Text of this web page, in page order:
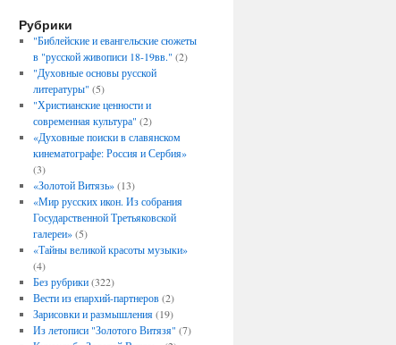
Рубрики
"Библейские и евангельские сюжеты
в "русской живописи 18-19вв." (2)
"Духовные основы русской
литературы" (5)
"Христианские ценности и
современная культура" (2)
«Духовные поиски в славянском
кинематографе: Россия и Сербия»
(3)
«Золотой Витязь»(13)
«Мир русских икон. Из собрания
Государственной Третьяковской
галереи»(5)
«Тайны великой красоты музыки»
(4)
Без рубрики(322)
Вести из епархий-партнеров(2)
Зарисовки и размышления(19)
Из летописи "Золотого Витязя" (7)